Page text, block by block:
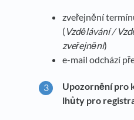
zveřejnění
( Vzdělávání /
zveřejnění)
e-mail odchází
Upozornění pro
lhůty pro